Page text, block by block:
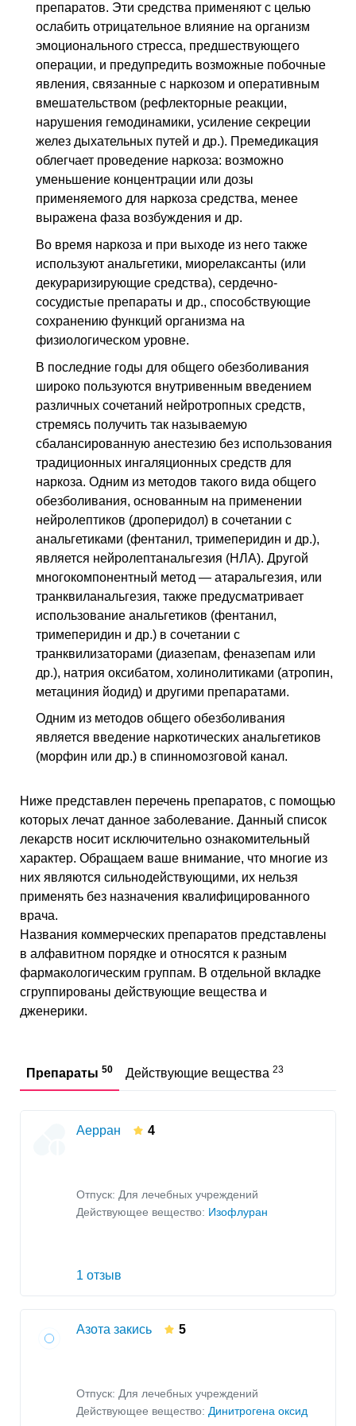
препаратов. Эти средства применяют с целью
ослабить отрицательное влияние на организм
эмоционального стресса, предшествующего
операции, и предупредить возможные побочные
явления, связанные с наркозом и оперативным
вмешательством (рефлекторные реакции,
нарушения гемодинамики, усиление секреции
желез дыхательных путей и др.). Премедикация
облегчает проведение наркоза: возможно
уменьшение концентрации или дозы
применяемого для наркоза средства, менее
выражена фаза возбуждения и др.
Во время наркоза и при выходе из него также
используют анальгетики, миорелаксанты (или
декураризирующие средства), сердечно-
сосудистые препараты и др., способствующие
сохранению функций организма на
физиологическом уровне.
В последние годы для общего обезболивания
широко пользуются внутривенным введением
различных сочетаний нейротропных средств,
стремясь получить так называемую
сбалансированную анестезию без использования
традиционных ингаляционных средств для
наркоза. Одним из методов такого вида общего
обезболивания, основанным на применении
нейролептиков (дроперидол) в сочетании с
анальгетиками (фентанил, тримеперидин и др.),
является нейролептанальгезия (НЛА). Другой
многокомпонентный метод — атаральгезия, или
транквиланальгезия, также предусматривает
использование анальгетиков (фентанил,
тримеперидин и др.) в сочетании с
транквилизаторами (диазепам, феназепам или
др.), натрия оксибатом, холинолитиками (атропин,
метациния йодид) и другими препаратами.
Одним из методов общего обезболивания
является введение наркотических анальгетиков
(морфин или др.) в спинномозговой канал.
Ниже представлен перечень препаратов, с помощью
которых лечат данное заболевание. Данный список
лекарств носит исключительно ознакомительный
характер. Обращаем ваше внимание, что многие из
них являются сильнодействующими, их нельзя
применять без назначения квалифицированного
врача.
Названия коммерческих препаратов представлены
в алфавитном порядке и относятся к разным
фармакологическим группам. В отдельной вкладке
сгруппированы действующие вещества и
дженерики.
Препараты 50 Действующие вещества 23
Аерран 4
Отпуск: Для лечебных учреждений
Действующее вещество: Изофлуран
1 отзыв
Азота закись 5
Отпуск: Для лечебных учреждений
Действующее вещество: Динитрогена оксид